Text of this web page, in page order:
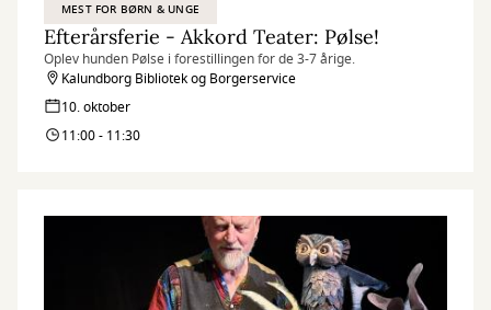
MEST FOR BØRN & UNGE
Efterårsferie - Akkord Teater: Pølse!
Oplev hunden Pølse i forestillingen for de 3-7 årige.
Kalundborg Bibliotek og Borgerservice
10. oktober
11:00 - 11:30